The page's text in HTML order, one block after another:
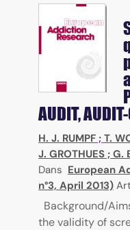
AUDIT,
H. J. RUMPF ; T.
J. GROTHUES ; G.
Dans European
n°3, April 2013)
Background/
the validity of